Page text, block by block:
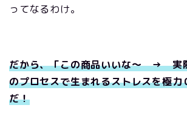
ってなるわけ。
だから、「この商品いいな～ → 実
のプロセスで生まれるストレスを極力
だ！